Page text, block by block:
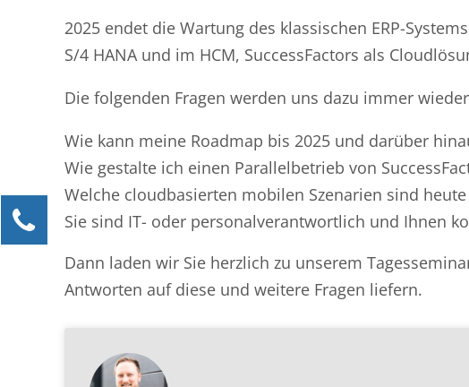
2025 endet die Wartung des klassischen ERP-
S/4 HANA und im HCM, SuccessFactors als
Die folgenden Fragen werden uns dazu immer
Wie kann meine Roadmap bis 2025 und darüber
Wie gestalte ich einen Parallelbetrieb von
Welche cloudbasierten mobilen Szenarien sind
Sie sind IT- oder personalverantwortlich und Ihnen
Dann laden wir Sie herzlich zu unserem
Antworten auf diese und weitere Fragen liefern.
Kontaktieren Sie uns!
Kundenservice
julia.buecker@mind-forms.de
Ihre Anfrage